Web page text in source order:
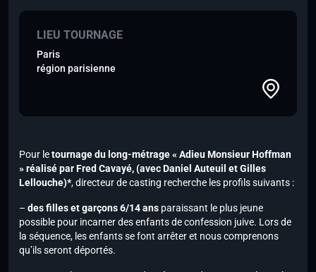
LIEU TOURNAGE
Paris
région parisienne
Pour letournage du long-métrage « Adieu Monsieur Hoffman
» réalisé par Fred Cavayé,(avec Daniel Auteuil et Gilles
Lellouche)*, directeur de casting recherche les profils suivants :
– des filles et garçons 6/14 ans paraissant le plus jeune
possible pour incarner des enfants de confession juive. Lors de
la séquence, les enfants se font arrêter et nous comprenons
qu’ils seront déportés.